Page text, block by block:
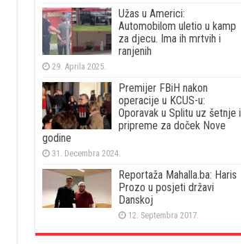
Užas u Americi:
Automobilom uletio u kamp
za djecu. Ima ih mrtvih i
ranjenih
29. Aprila 2025.
Premijer FBiH nakon
operacije u KCUS-u:
Oporavak u Splitu uz šetnje i
pripreme za doček Nove
godine
31. Decembra 2024.
Reportaža Mahalla.ba: Haris
Prozo u posjeti državi
Danskoj
12. Septembra 2017.